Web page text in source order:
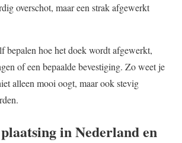
overschot, maar een strak afgewerkt
bepalen hoe het doek wordt afgewerkt,
of een bepaalde bevestiging. Zo weet je
alleen mooi oogt, maar ook stevig
in Nederland en